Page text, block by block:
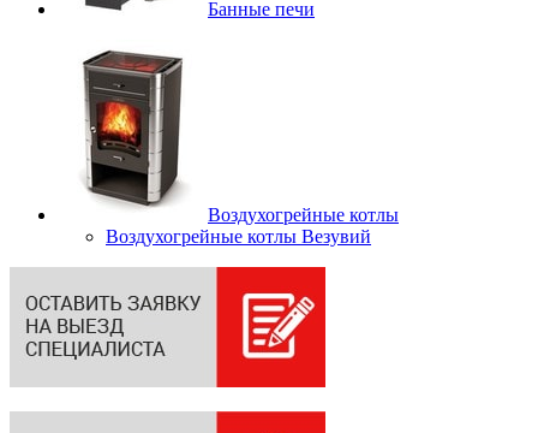
Банные печи
Воздухогрейные котлы
Воздухогрейные котлы Везувий